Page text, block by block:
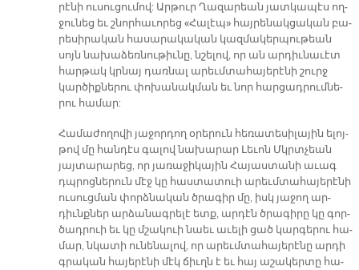
րէ­նի ու­սու­ցու­մով: Ար­թուր Ղա­զա­րեան յատ­կա­պէս ող­
ջու­նեց եւ շնոր­հա­ւո­րեց «Հա­լէ­պ» հայ­րե­նակ­ցա­կան բա­
րե­սի­րա­կան հա­սա­րա­կա­կան կազ­մա­կեր­պու­թեան
սոյն նա­խա­ձեռ­նու­թիւ­նը, նշե­լով, որ ան ար­դիւ­նա­ւէտ
հար­թակ կրնայ դառ­նալ ա­րեւմ­տա­հա­յե­րէ­նի շուրջ
կար­ծիք­նե­րու փո­խա­նակ­ման եւ նոր հար­ցադ­րում­նե­
րու հա­մար:
Հա­մա­ժո­ղո­վի յա­ջոր­դող օ­րե­րուն հե­ռա­տե­սի­լա­յին ե­լոյ­
թով մը հան­դէս գա­լով նա­խա­րար Լե­ւոն Մկրտչեան
յայ­տա­րա­րեց, որ յա­ռա­ջի­կա­յին Հա­յաս­տա­նի ա­ւագ
դպրոց­նե­րուն մէջ կը հաս­տա­տուի ա­րեւմ­տա­հա­յե­րէ­նի
ու­սուց­ման փորձ­նա­կան ծրա­գիր մը, իսկ յա­ջող ար­
դիւնք­ներ ար­ձա­նագ­րե­լէ ետք, ար­դէն ծրա­գի­րը կը գոր­
ծադ­րուի եւ կը մշա­կուի նաեւ ա­ւե­լի ցած կար­գե­րու հա­
մար, նկա­տի ու­նե­նա­լով, որ ա­րեւմ­տա­հա­յե­րէ­նը ար­դի
գրա­կան հա­յե­րէ­նի մէկ ճիւղն է եւ հայ ա­շա­կեր­տը հա­